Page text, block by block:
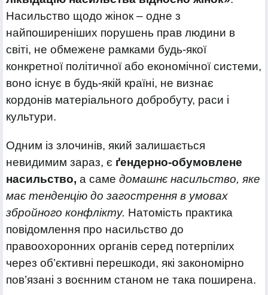
Насильство щодо жінок – одне з
найпоширеніших порушень прав людини в
світі, не обмежене рамками будь-якої
конкретної політичної або економічної системи,
воно існує в будь-якій країні, не визнає
кордонів матеріального добробуту, раси і
культури.
Одним із злочинів, який залишається
невидимим зараз, є ґендерно-обумовлене
насильство, а саме домашнє насильство, яке
має тенденцію до загострення в умовах
збройного конфлікту. Натомість практика
повідомлення про насильство до
правоохоронних органів серед потерпілих
через об’єктивні перешкоди, які закономірно
пов’язані з воєнним станом не така поширена.